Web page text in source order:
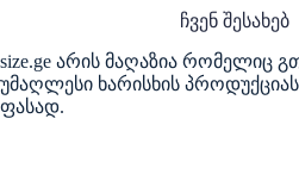
ჩვენ შესახებ
size.ge არის მაღაზია რომელიც
უმაღლესი ხარისხის
ფასად.